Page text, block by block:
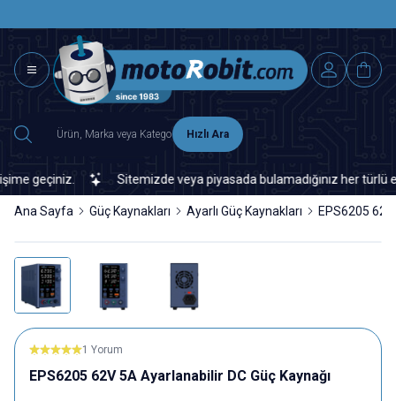
Hızlı Ara
geçiniz. Sitemizde veya piyasada bulamadığınız her türlü
Ana Sayfa Güç Kaynakları Ayarlı Güç Kaynakları EPS6205
1 Yorum
EPS6205 62V 5A Ayarlanabilir DC Güç Kaynağı